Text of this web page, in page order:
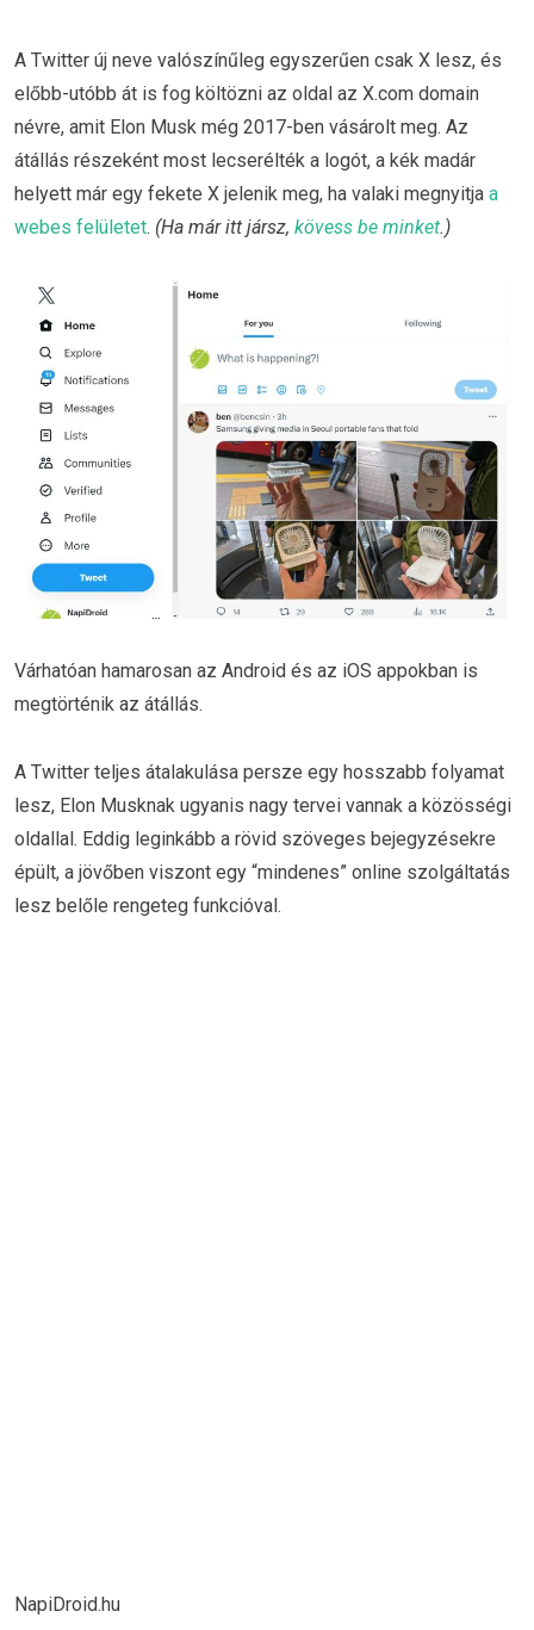
A Twitter új neve valószínűleg egyszerűen csak X lesz, és
előbb-utóbb át is fog költözni az oldal az X.com domain
névre, amit Elon Musk még 2017-ben vásárolt meg. Az
átállás részeként most lecserélték a logót, a kék madár
helyett már egy fekete X jelenik meg, ha valaki megnyitja a
webes felületet. (Ha már itt jársz, kövess be minket.)
Várhatóan hamarosan az Android és az iOS appokban is
megtörténik az átállás.
A Twitter teljes átalakulása persze egy hosszabb folyamat
lesz, Elon Musknak ugyanis nagy tervei vannak a közösségi
oldallal. Eddig leginkább a rövid szöveges bejegyzésekre
épült, a jövőben viszont egy “mindenes” online szolgáltatás
lesz belőle rengeteg funkcióval.
NapiDroid.hu